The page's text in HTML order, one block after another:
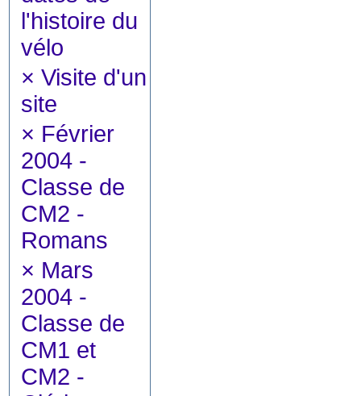
l'histoire du
vélo
× Visite d'un
site
× Février
2004 -
Classe de
CM2 -
Romans
× Mars
2004 -
Classe de
CM1 et
CM2 -